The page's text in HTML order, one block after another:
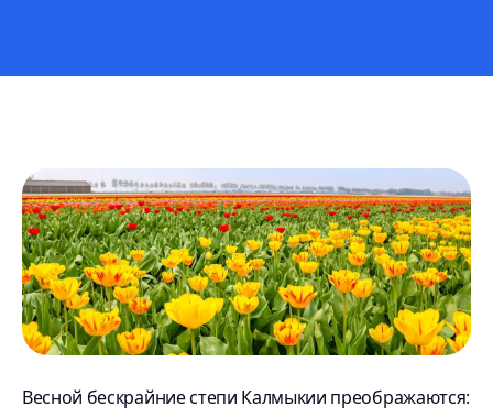
Весной бескрайние степи Калмыкии преображаются: